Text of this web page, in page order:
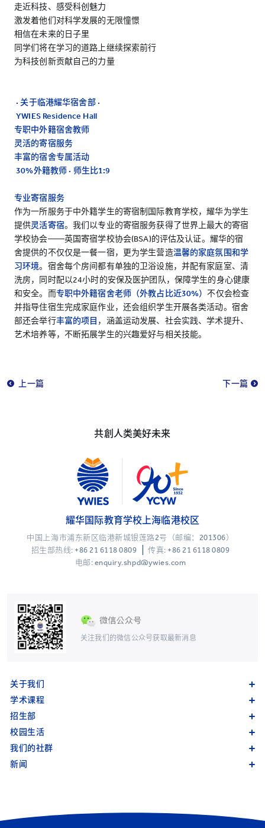
走近科技、感受科创魅力
激发着他们对科学发展的无限憧憬
相信在未来的日子里
同学们将在学习的道路上继续探索前行
为科技创新贡献自己的力量
· 关于临港耀华宿舍部 ·
YWIES Residence Hall
专职中外籍宿舍教师
灵活的寄宿服务
丰富的宿舍专属活动
30%外籍教师 · 师生比1:9
专业寄宿服务
作为一所服务于中外籍学生的寄宿制国际教育学校，耀华为学生
提供灵活寄宿。我们以专业的寄宿服务获得了世界上最大的寄宿
学校协会——英国寄宿学校协会(BSA)的评估及认证。耀华的宿
舍提供的不仅仅是一餐一宿，更为学生营造温馨的家庭氛围和学
习环境。宿舍每个房间都有单独的卫浴设施，并配有家庭室、清
洗房，同时配以24小时的安保及医护团队，保障学生的身心健康
和安全。而专职中外籍宿舍老师（外教占比近30%）不仅会检查
并指导住宿生完成家庭作业，还会组织学生开展各类活动。宿舍
部还会举行丰富的项目 ，涵盖运动发展、社会实践、学术提升、
艺术培养等，不断拓展学生的兴趣爱好与相关技能。
上一篇 下一篇
共創人类美好未来
关注我们的微信公众号获取最新消息
耀华国际教育学校上海临港校区
中国上海市浦东新区临港新城银莲路2号（邮编：201306）
招生部热线: +86 21 6118 0809
传真: +86 21 6118 0809
电邮: enquiry.shpd@ywies.com
关于我们
学术课程
招生部
校园生活
我们的社群
新闻